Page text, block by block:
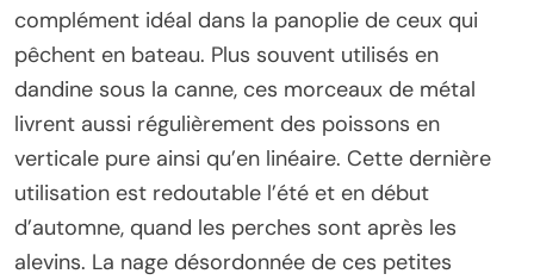
complément idéal dans la panoplie de ceux qui
pêchent en bateau. Plus souvent utilisés en
dandine sous la canne, ces morceaux de métal
livrent aussi régulièrement des poissons en
verticale pure ainsi qu’en linéaire. Cette dernière
utilisation est redoutable l’été et en début
d’automne, quand les perches sont après les
alevins. La nage désordonnée de ces petites